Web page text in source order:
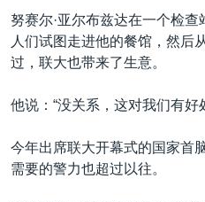
努赛尔·亚尔布兹达在一个检查
人们试图走进他的餐馆，然后
过，联大也带来了生意。
他说：“没关系，这对我们有好
今年出席联大开幕式的国家首
需要的警力也超过以往。